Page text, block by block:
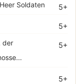
5+
Soldaten
5+
5+
der
5+